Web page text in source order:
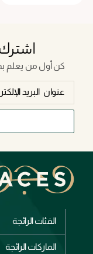
كن أول من يعلم
الفئات الرائجة
الماركات الرائجة